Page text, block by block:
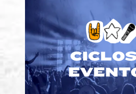
del contenido hasta la
sponsors, para que el
de un show a todo